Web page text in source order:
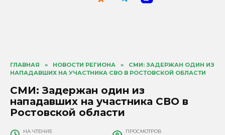
ГЛАВНАЯ » НОВОСТИ РЕГИОНА »
СМИ: ЗАДЕРЖАН ОДИН ИЗ
НАПАДАВШИХ НА УЧАСТНИКА СВО В РОСТОВСКОЙ ОБЛАСТИ
СМИ: Задержан один из
нападавших на участника СВО в
Ростовской области
НА ЧТЕНИЕ ПРОСМОТРОВ